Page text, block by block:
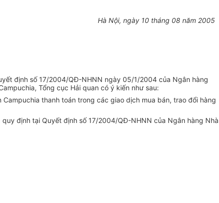
Hà Nội, ngày 10 tháng 08 năm 2005
định số 17/2004/QĐ-NHNN ngày 05/1/2004 của Ngân hàng
Tổng cục Hải quan có ý kiến như sau:
thanh toán trong các giao dịch mua bán, trao đổi hàng
định tại Quyết định số 17/2004/QĐ-NHNN của Ngân hàng Nhà